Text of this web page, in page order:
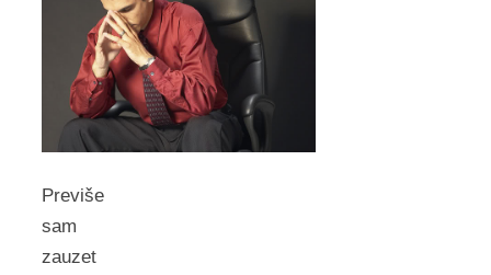
Previše
sam
zauzet